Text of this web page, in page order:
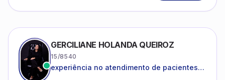
GERCILIANE HOLANDA QUEIROZ
15/8540
experiência no atendimento de pacientes